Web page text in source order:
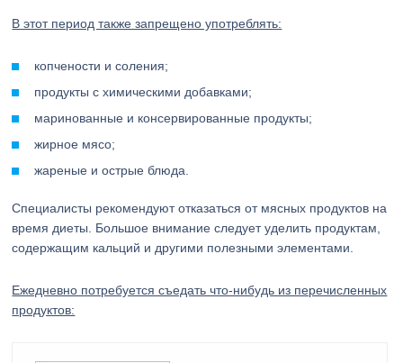
В этот период также запрещено употреблять:
копчености и соления;
продукты с химическими добавками;
маринованные и консервированные продукты;
жирное мясо;
жареные и острые блюда.
Специалисты рекомендуют отказаться от мясных продуктов на
время диеты. Большое внимание следует уделить продуктам,
содержащим кальций и другими полезными элементами.
Ежедневно потребуется съедать что-нибудь из перечисленных
продуктов: